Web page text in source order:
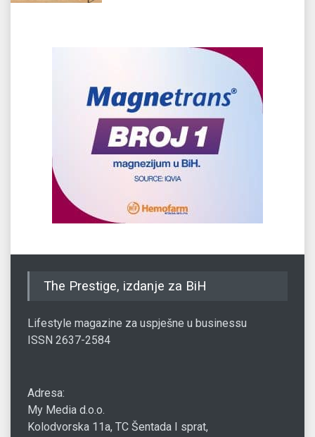
The Prestige, izdanje za BiH
Lifestyle magazine za uspješne u businessu
ISSN 2637-2584
Adresa:
My Media d.o.o.
Kolodvorska 11a, TC Šentada I sprat,